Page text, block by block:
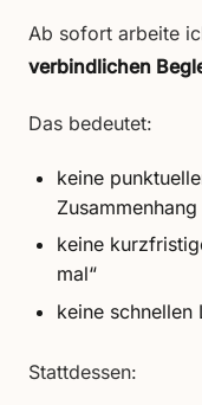
Ab sofort arbeite
verbindlichen
Das bedeutet:
keine
Zusammenhang
keine
mal“
keine schnellen
Stattdessen: